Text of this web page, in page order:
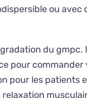
ou avec
du gmpc.
pour
pour les patients